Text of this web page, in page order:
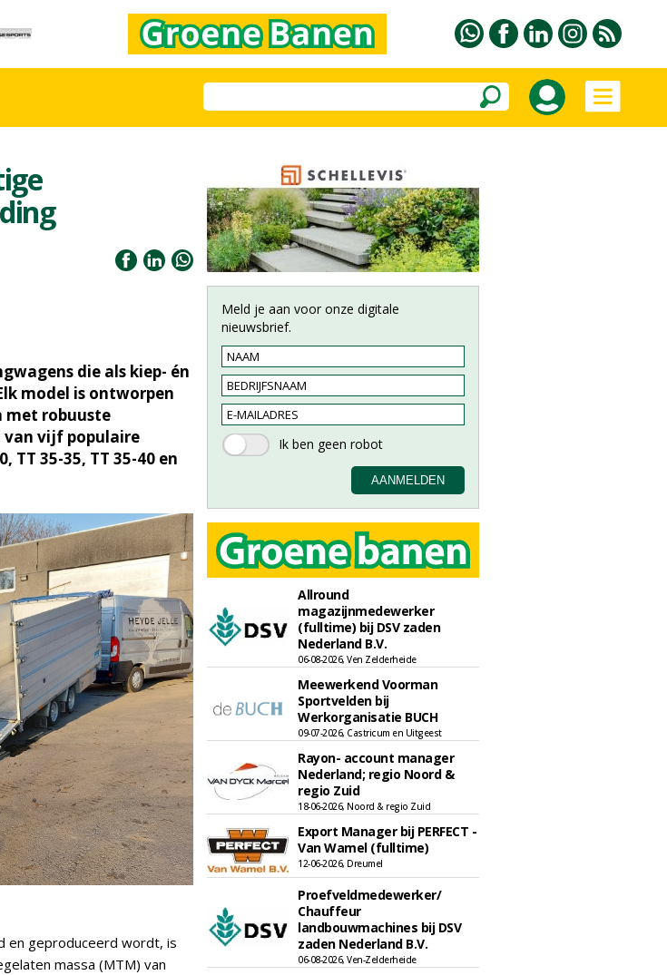
die als kiep- én
model is ontworpen
met robuuste
van vijf populaire
TT 35-35, TT 35-40 en
en geproduceerd wordt, is
massa (MTM) van
Meld je aan voor onze digitale
nieuwsbrief.
Allround
magazijnmedewerker
(fulltime) bij DSV zaden
Nederland B.V.
06-08-2026, Ven Zelderheide
Meewerkend Voorman
Sportvelden bij
Werkorganisatie BUCH
09-07-2026, Castricum en Uitgeest
Rayon- account manager
Nederland; regio Noord &
regio Zuid
18-06-2026, Noord & regio Zuid
Export Manager bij PERFECT -
Van Wamel (fulltime)
12-06-2026, Dreumel
Proefveldmedewerker/
Chauffeur
landbouwmachines bij DSV
zaden Nederland B.V.
06-08-2026, Ven-Zelderheide